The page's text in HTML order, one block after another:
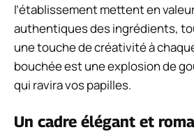
l’établissement mettent en
authentiques des ingrédients,
une touche de créativité à
bouchée est une explosion de
qui ravira vos papilles.
Un cadre élégant et